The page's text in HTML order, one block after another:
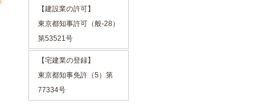
【建設業の許可】
東京都知事許可（般-28）
第53521号
【宅建業の登録】
東京都知事免許（5）第
77334号